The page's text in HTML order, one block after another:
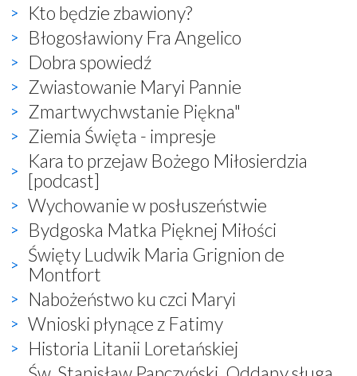
Kto będzie zbawiony?
Błogosławiony Fra Angelico
Dobra spowiedź
Zwiastowanie Maryi Pannie
Zmartwychwstanie Piękna"
Ziemia Święta - impresje
Kara to przejaw Bożego Miłosierdzia
[podcast]
Wychowanie w posłuszeństwie
Bydgoska Matka Pięknej Miłości
Święty Ludwik Maria Grignion de
Montfort
Nabożeństwo ku czci Maryi
Wnioski płynące z Fatimy
Historia Litanii Loretańskiej